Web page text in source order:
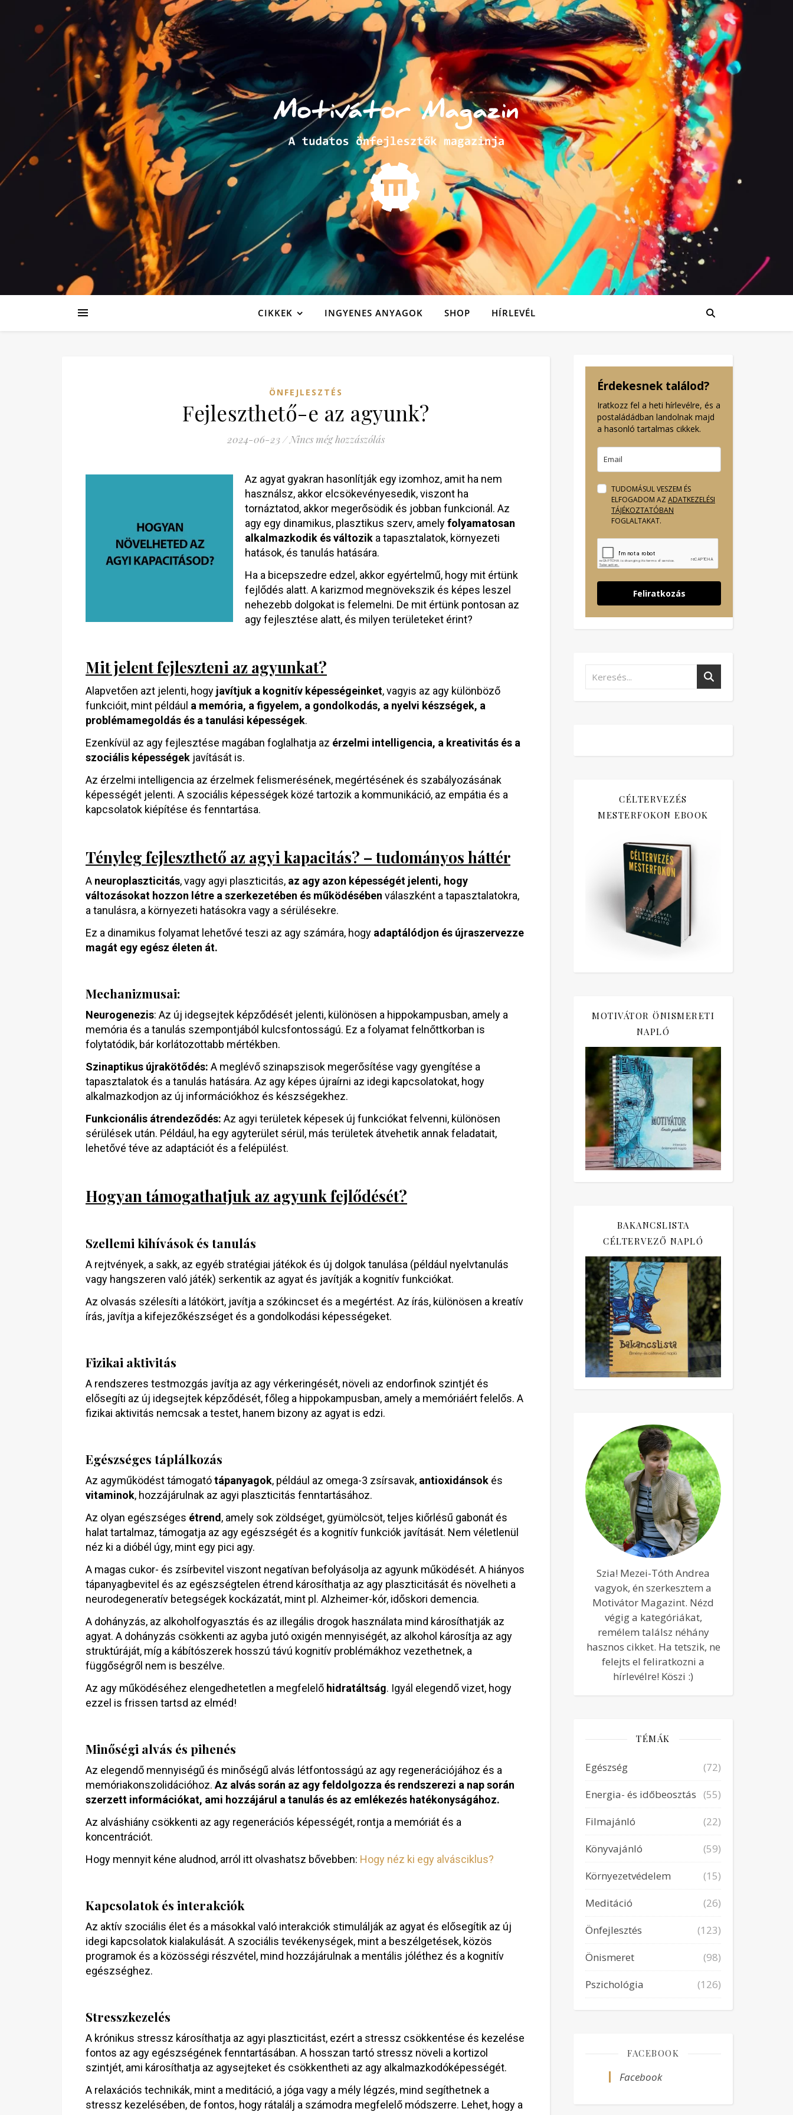
CIKKEK INGYENES ANYAGOK SHOP HÍRLEVÉL
ÖNFEJLESZTÉS
Fejleszthető-e az agyunk?
2024-06-23/ Nincs még hozzászólás
Az agyat gyakran hasonlítják egy izomhoz, amit ha nem
használsz, akkor elcsökevényesedik, viszont ha
tornáztatod, akkor megerősödik és jobban funkcionál. Az
agy egy dinamikus, plasztikus szerv, amelyfolyamatosan
alkalmazkodik és változik a tapasztalatok, környezeti
hatások, és tanulás hatására.
Ha a bicepszedre edzel, akkor egyértelmű, hogy mit értünk
fejlődés alatt. A karizmod megnövekszik és képes leszel
nehezebb dolgokat is felemelni. De mit értünk pontosan az
agy fejlesztése alatt, és milyen területeket érint?
Mit jelent fejleszteni az agyunkat?
Alapvetően azt jelenti, hogy javítjuk a kognitív képességeinket, vagyis az agy különböző
funkcióit, mint például a memória, a figyelem, a gondolkodás, a nyelvi készségek, a
problémamegoldás és a tanulási képességek.
Ezenkívül az agy fejlesztése magában foglalhatja az érzelmi intelligencia, a kreativitás és a
szociális képességek javítását is.
Az érzelmi intelligencia az érzelmek felismerésének, megértésének és szabályozásának
képességét jelenti. A szociális képességek közé tartozik a kommunikáció, az empátia és a
kapcsolatok kiépítése és fenntartása.
Tényleg fejleszthető az agyi kapacitás? – tudományos háttér
A neuroplaszticitás, vagy agyi plaszticitás, az agy azon képességét jelenti, hogy
változásokat hozzon létre a szerkezetében és működésében válaszként a tapasztalatokra,
a tanulásra, a környezeti hatásokra vagy a sérülésekre.
Ez a dinamikus folyamat lehetővé teszi az agy számára, hogy adaptálódjon és újraszervezze
magát egy egész életen át.
Mechanizmusai:
Neurogenezis: Az új idegsejtek képződését jelenti, különösen a hippokampusban, amely a
memória és a tanulás szempontjából kulcsfontosságú. Ez a folyamat felnőttkorban is
folytatódik, bár korlátozottabb mértékben.
Szinaptikus újrakötődés: A meglévő szinapszisok megerősítése vagy gyengítése a
tapasztalatok és a tanulás hatására. Az agy képes újraírni az idegi kapcsolatokat, hogy
alkalmazkodjon az új információkhoz és készségekhez.
Funkcionális átrendeződés: Az agyi területek képesek új funkciókat felvenni, különösen
sérülések után. Például, ha egy agyterület sérül, más területek átvehetik annak feladatait,
lehetővé téve az adaptációt és a felépülést.
Hogyan támogathatjuk az agyunk fejlődését?
Szellemi kihívások és tanulás
A rejtvények, a sakk, az egyéb stratégiai játékok és új dolgok tanulása (például nyelvtanulás
vagy hangszeren való játék) serkentik az agyat és javítják a kognitív funkciókat.
Az olvasás szélesíti a látókört, javítja a szókincset és a megértést. Az írás, különösen a kreatív
írás, javítja a kifejezőkészséget és a gondolkodási képességeket.
Fizikai aktivitás
A rendszeres testmozgás javítja az agy vérkeringését, növeli az endorfinok szintjét és
elősegíti az új idegsejtek képződését, főleg a hippokampusban, amely a memóriáért felelős. A
fizikai aktivitás nemcsak a testet, hanem bizony az agyat is edzi.
Egészséges táplálkozás
Az agyműködést támogatótápanyagok, például az omega-3 zsírsavak, antioxidánsok és
vitaminok, hozzájárulnak az agyi plaszticitás fenntartásához.
Az olyan egészséges étrend , amely sok zöldséget, gyümölcsöt, teljes kiőrlésű gabonát és
halat tartalmaz, támogatja az agy egészségét és a kognitív funkciók javítását. Nem véletlenül
néz ki a dióbél úgy, mint egy pici agy.
A magas cukor- és zsírbevitel viszont negatívan befolyásolja az agyunk működését. A hiányos
tápanyagbevitel és az egészségtelen étrend károsíthatja az agy plaszticitását és növelheti a
neurodegeneratív betegségek kockázatát, mint pl. Alzheimer-kór, időskori demencia.
A dohányzás, az alkoholfogyasztás és az illegális drogok használata mind károsíthatják az
agyat. A dohányzás csökkenti az agyba jutó oxigén mennyiségét, az alkohol károsítja az agy
struktúráját, míg a kábítószerek hosszú távú kognitív problémákhoz vezethetnek, a
függőségről nem is beszélve.
Az agy működéséhez elengedhetetlen a megfelelő hidratáltság. Igyál elegendő vizet, hogy
ezzel is frissen tartsd az elméd!
Minőségi alvás és pihenés
Az elegendő mennyiségű és minőségű alvás létfontosságú az agy regenerációjához és a
memóriakonszolidációhoz. Az alvás során az agy feldolgozza és rendszerezi a nap során
szerzett információkat, ami hozzájárul a tanulás és az emlékezés hatékonyságához.
Az alváshiány csökkenti az agy regenerációs képességét, rontja a memóriát és a
koncentrációt.
Hogy mennyit kéne aludnod, arról itt olvashatsz bővebben: Hogy néz ki egy alvásciklus?
Kapcsolatok és interakciók
Az aktív szociális élet és a másokkal való interakciók stimulálják az agyat és elősegítik az új
idegi kapcsolatok kialakulását. A szociális tevékenységek, mint a beszélgetések, közös
programok és a közösségi részvétel, mind hozzájárulnak a mentális jóléthez és a kognitív
egészséghez.
Stresszkezelés
A krónikus stressz károsíthatja az agyi plaszticitást, ezért a stressz csökkentése és kezelése
fontos az agy egészségének fenntartásában. A hosszan tartó stressz növeli a kortizol
szintjét, ami károsíthatja az agysejteket és csökkentheti az agy alkalmazkodóképességét.
A relaxációs technikák, mint a meditáció, a jóga vagy a mély légzés, mind segíthetnek a
stressz kezelésében, de fontos, hogy rátalálj a számodra megfelelő módszerre. Lehet, hogy a
Érdekesnek találod?
Iratkozz fel a heti hírlevélre, és a
postaládádban landolnak majd
a hasonló tartalmas cikkek.
TUDOMÁSUL VESZEM ÉS
ELFOGADOM AZ ADATKEZELÉSI
TÁJÉKOZTATÓBAN
FOGLALTAKAT.
Feliratkozás
CÉLTERVEZÉS
MESTERFOKON EBOOK
MOTIVÁTOR ÖNISMERETI
NAPLÓ
BAKANCSLISTA
CÉLTERVEZŐ NAPLÓ
Szia! Mezei-Tóth Andrea
vagyok, én szerkesztem a
Motivátor Magazint. Nézd
végig a kategóriákat,
remélem találsz néhány
hasznos cikket. Ha tetszik, ne
felejts el feliratkozni a
hírlevélre! Köszi :)
TÉMÁK
Egészség
(72)
Energia- és időbeosztás (55)
Filmajánló
(22)
Könyvajánló
(59)
Környezetvédelem
(15)
Meditáció
(26)
Önfejlesztés
(123)
Önismeret
(98)
Pszichológia
(126)
FACEBOOK
Facebook